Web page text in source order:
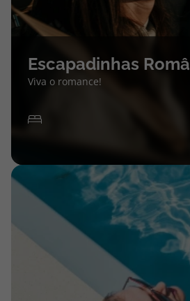
Escapadinhas
Viva o romance!